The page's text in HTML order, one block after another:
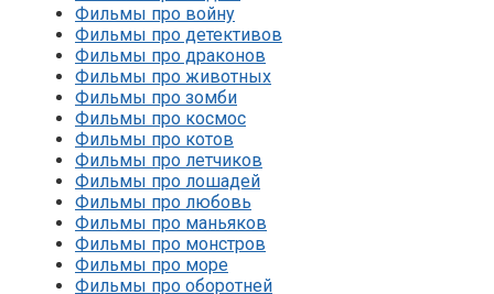
Фильмы про войну
Фильмы про детективов
Фильмы про драконов
Фильмы про животных
Фильмы про зомби
Фильмы про космос
Фильмы про котов
Фильмы про летчиков
Фильмы про лошадей
Фильмы про любовь
Фильмы про маньяков
Фильмы про монстров
Фильмы про море
Фильмы про оборотней